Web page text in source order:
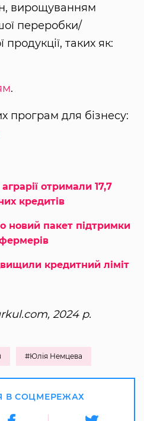
вирощуванням
переробки/
таких як:
.
програм для бізнесу:
отримали 17,7
кредитів
новий пакет підтримки
кредитний ліміт
2024 р.
#Юлія Немцева
В СОЦМЕРЕЖАХ